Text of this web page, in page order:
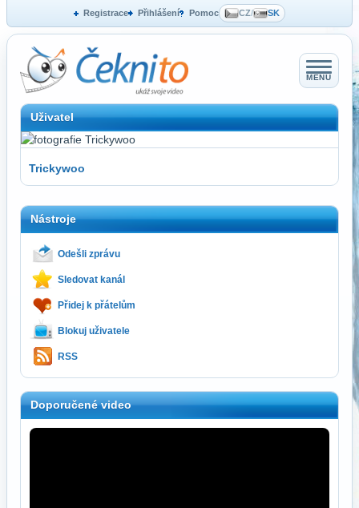
Registrace Přihlášení Pomoc CZ/ SK
MENU
Uživatel
Trickywoo
Nástroje
Odešli zprávu
Sledovat kanál
Přidej k přátelům
Blokuj uživatele
RSS
Doporučené video